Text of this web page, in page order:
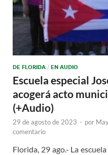
DE FLORIDA / EN AUDIO
Escuela especial
acogerá acto
(+Audio)
29 de agosto de 2023 - por
comentario
Florida, 29 ago.- La